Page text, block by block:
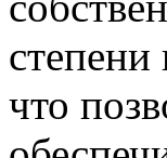
степени
что